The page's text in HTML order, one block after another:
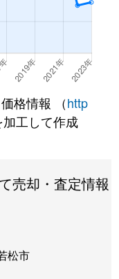
格情報 （http
工して作成
売却・査定情報
松市